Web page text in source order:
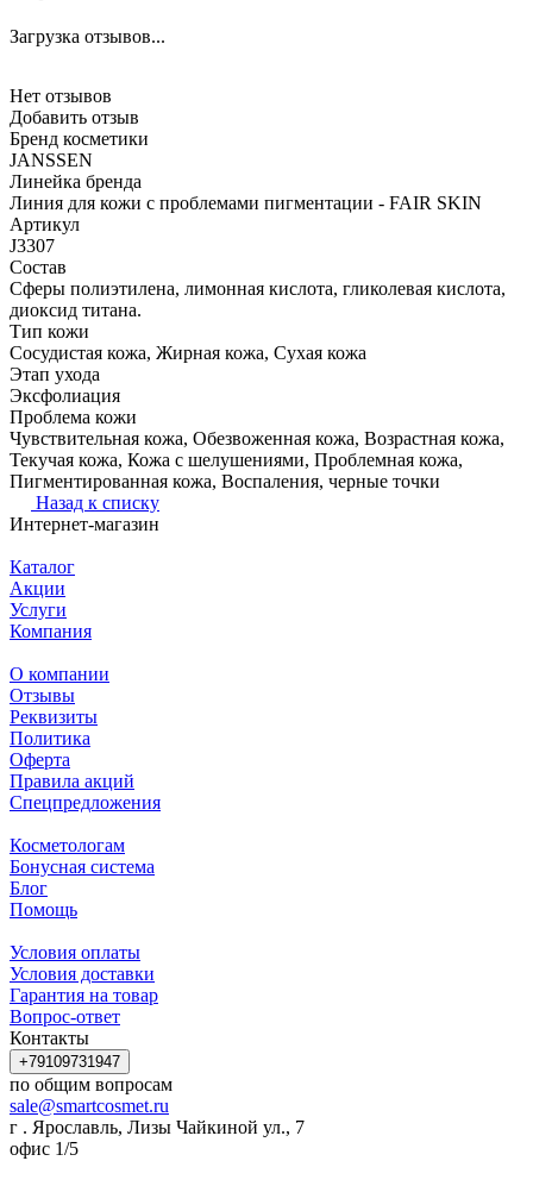
Загрузка отзывов...
Нет отзывов
Добавить отзыв
Бренд косметики
JANSSEN
Линейка бренда
Линия для кожи с проблемами пигментации - FAIR SKIN
Артикул
J3307
Состав
Сферы полиэтилена, лимонная кислота, гликолевая кислота,
диоксид титана.
Тип кожи
Сосудистая кожа, Жирная кожа, Сухая кожа
Этап ухода
Эксфолиация
Проблема кожи
Чувствительная кожа, Обезвоженная кожа, Возрастная кожа,
Текучая кожа, Кожа с шелушениями, Проблемная кожа,
Пигментированная кожа, Воспаления, черные точки
Назад к списку
Интернет-магазин
Каталог
Акции
Услуги
Компания
О компании
Отзывы
Реквизиты
Политика
Оферта
Правила акций
Спецпредложения
Косметологам
Бонусная система
Блог
Помощь
Условия оплаты
Условия доставки
Гарантия на товар
Вопрос-ответ
Контакты
+79109731947
по общим вопросам
sale@smartcosmet.ru
г . Ярославль, Лизы Чайкиной ул., 7
офис 1/5